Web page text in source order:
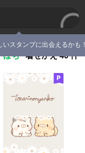
スタンプに出会えるかも！
ぽち 着せかえ 40 件